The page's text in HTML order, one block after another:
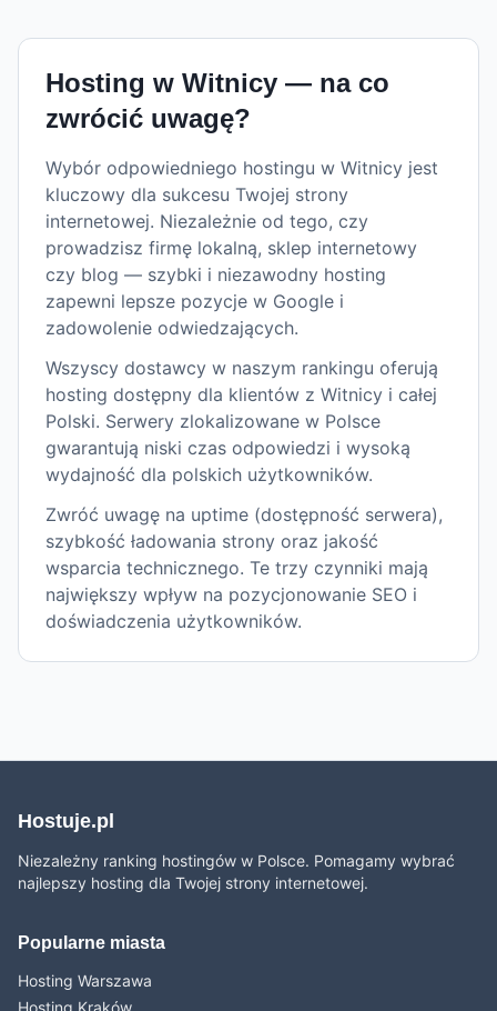
Hosting w Witnicy — na co
zwrócić uwagę?
Wybór odpowiedniego hostingu w Witnicy jest
kluczowy dla sukcesu Twojej strony
internetowej. Niezależnie od tego, czy
prowadzisz firmę lokalną, sklep internetowy
czy blog — szybki i niezawodny hosting
zapewni lepsze pozycje w Google i
zadowolenie odwiedzających.
Wszyscy dostawcy w naszym rankingu oferują
hosting dostępny dla klientów z Witnicy i całej
Polski. Serwery zlokalizowane w Polsce
gwarantują niski czas odpowiedzi i wysoką
wydajność dla polskich użytkowników.
Zwróć uwagę na uptime (dostępność serwera),
szybkość ładowania strony oraz jakość
wsparcia technicznego. Te trzy czynniki mają
największy wpływ na pozycjonowanie SEO i
doświadczenia użytkowników.
Hostuje.pl
Niezależny ranking hostingów w Polsce. Pomagamy wybrać
najlepszy hosting dla Twojej strony internetowej.
Popularne miasta
Hosting Warszawa
Hosting Kraków